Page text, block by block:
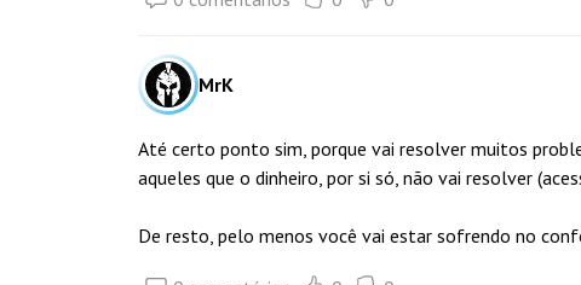
MrK
Até certo ponto sim, porque vai resolver muitos
aqueles que o dinheiro, por si só, não vai resolver
De resto, pelo menos você vai estar sofrendo no